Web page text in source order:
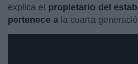
explica el propietario del
pertenece a la cuarta